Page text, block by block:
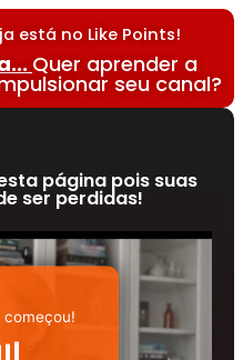
está no Like Points!
Quer aprender a
seu canal?
página pois suas
ser perdidas!
terá acesso a
começou!